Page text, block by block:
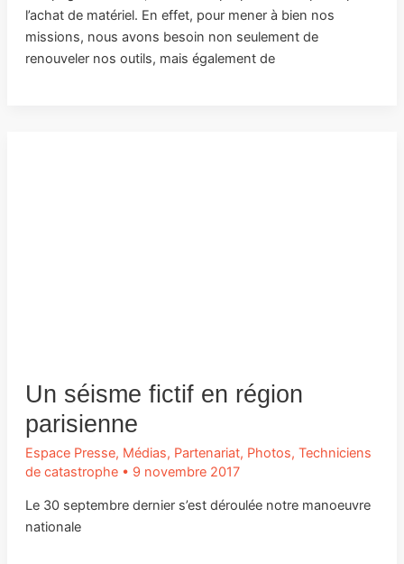
l’achat de matériel. En effet, pour mener à bien nos
missions, nous avons besoin non seulement de
renouveler nos outils, mais également de
Un séisme fictif en région
parisienne
Espace Presse, Médias, Partenariat, Photos, Techniciens
de catastrophe• 9 novembre 2017
Le 30 septembre dernier s’est déroulée notre manoeuvre
nationale